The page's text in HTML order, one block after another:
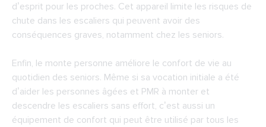
d’esprit pour les proches. Cet appareil limite les risques de
chute dans les escaliers qui peuvent avoir des
conséquences graves, notamment chez les seniors.
Enfin, le monte personne améliore le confort de vie au
quotidien des seniors. Même si sa vocation initiale a été
d’aider les personnes âgées et PMR à monter et
descendre les escaliers sans effort, c’est aussi un
équipement de confort qui peut être utilisé par tous les